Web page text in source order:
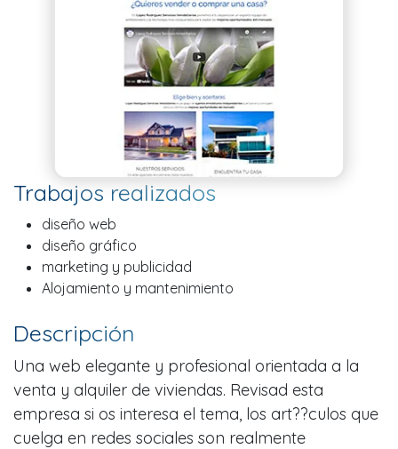
Trabajos realizados
diseño web
diseño gráfico
marketing y publicidad
Alojamiento y mantenimiento
Descripción
Una web elegante y profesional orientada a la
venta y alquiler de viviendas. Revisad esta
empresa si os interesa el tema, los art??culos que
cuelga en redes sociales son realmente